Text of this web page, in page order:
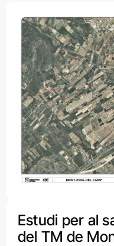
Estudi per al
del TM de